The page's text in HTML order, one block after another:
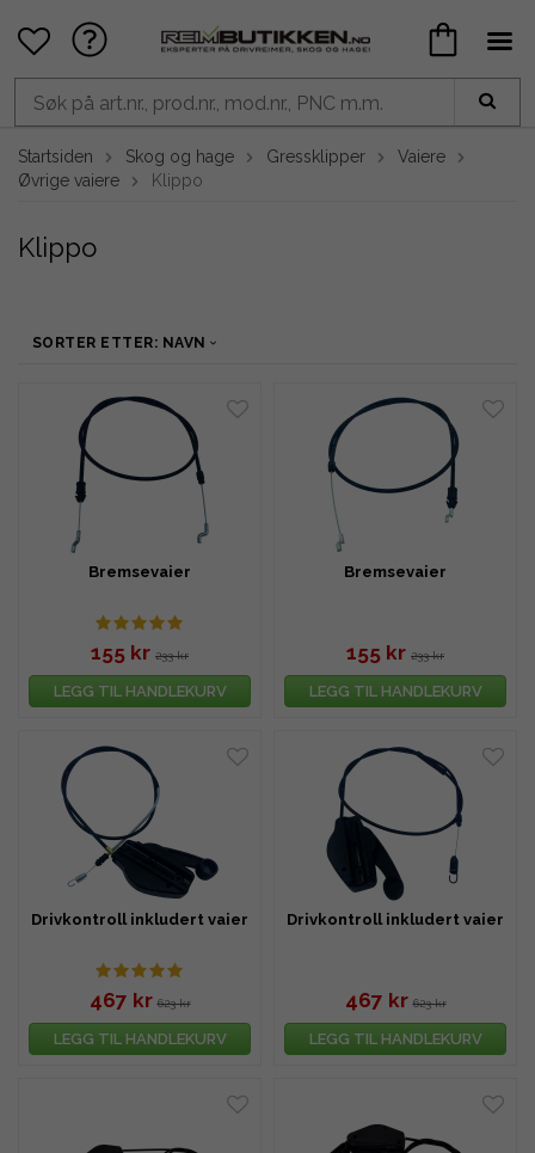
Startsiden Skog og hage Gressklipper
Vaiere
Øvrige vaiere
Klippo
Klippo
SORTER ETTER: NAVN
Bremsevaier
155 kr 233 kr
LEGG TIL HANDLEKURV
Bremsevaier
155 kr 233 kr
LEGG TIL HANDLEKURV
Drivkontroll inkludert vaier
467 kr 623 kr
LEGG TIL HANDLEKURV
Drivkontroll inkludert vaier
467 kr 623 kr
LEGG TIL HANDLEKURV